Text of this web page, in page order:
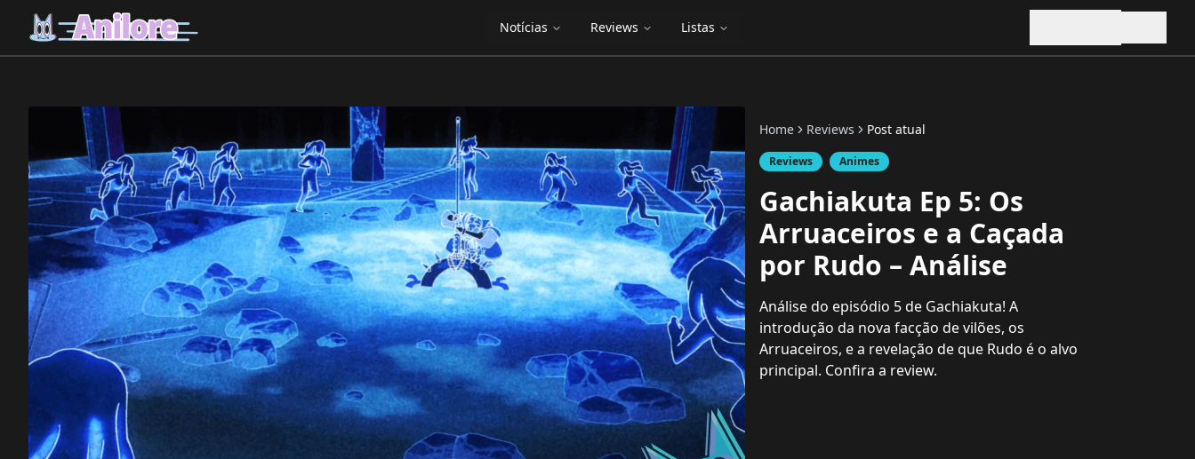
Notícias Reviews Listas
Home Reviews Post atual
Reviews Animes
Gachiakuta Ep 5: Os
Arruaceiros e a Caçada
por Rudo – Análise
Análise do episódio 5 de Gachiakuta! A
introdução da nova facção de vilões, os
Arruaceiros, e a revelação de que Rudo é o alvo
principal. Confira a review.